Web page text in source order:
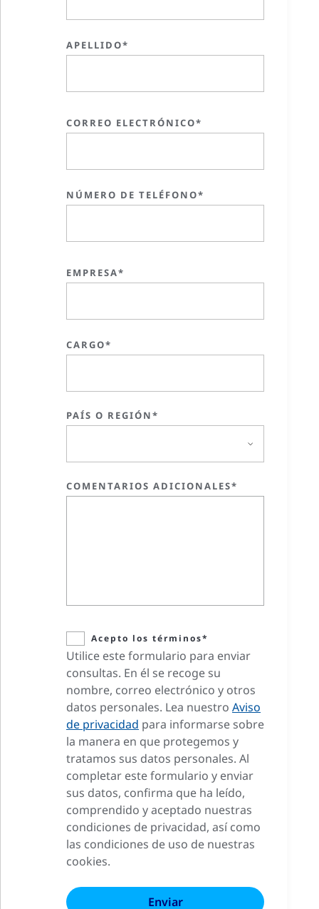
APELLIDO*
CORREO ELECTRÓNICO*
NÚMERO DE TELÉFONO*
EMPRESA*
CARGO*
PAÍS O REGIÓN*
COMENTARIOS ADICIONALES*
Acepto los términos*
Utilice este formulario para enviar
consultas. En él se recoge su
nombre, correo electrónico y otros
datos personales. Lea nuestro Aviso
de privacidad para informarse sobre
la manera en que protegemos y
tratamos sus datos personales. Al
completar este formulario y enviar
sus datos, confirma que ha leído,
comprendido y aceptado nuestras
condiciones de privacidad, así como
las condiciones de uso de nuestras
cookies.